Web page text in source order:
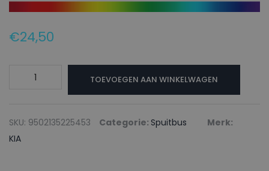
€24,50
Blanke
lak
TOEVOEGEN AAN WINKELWAGEN
SKU: 9502135225453 Categorie: Spuitbus
Merk:
KIA